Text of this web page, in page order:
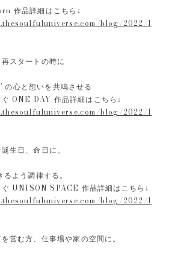
作品詳細はこちら↓
blog/2022/1
スタートの時に
心と想いを共鳴させる
ぐ ONE DAY 作品詳細はこちら↓
blog/2022/1
生日、命日に。
よう調律する。
ぐ UNISON SPACE 作品詳細はこちら↓
blog/2022/1
営む方、仕事場や家の空間に。